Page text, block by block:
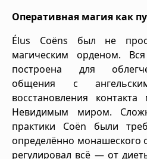
Оперативная магия как
Élus Coëns был не
магическим орденом.
построена для
общения с
восстановления
Невидимым миром.
практики Coën были
определённо монашеского
регулировал всё — от